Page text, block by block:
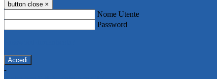
button close ×
Nome Utente
Password
-